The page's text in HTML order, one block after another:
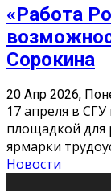
«Работа
Сорокина
20 Апр 2026,
17 апреля в
площадкой для
ярмарки
Новости